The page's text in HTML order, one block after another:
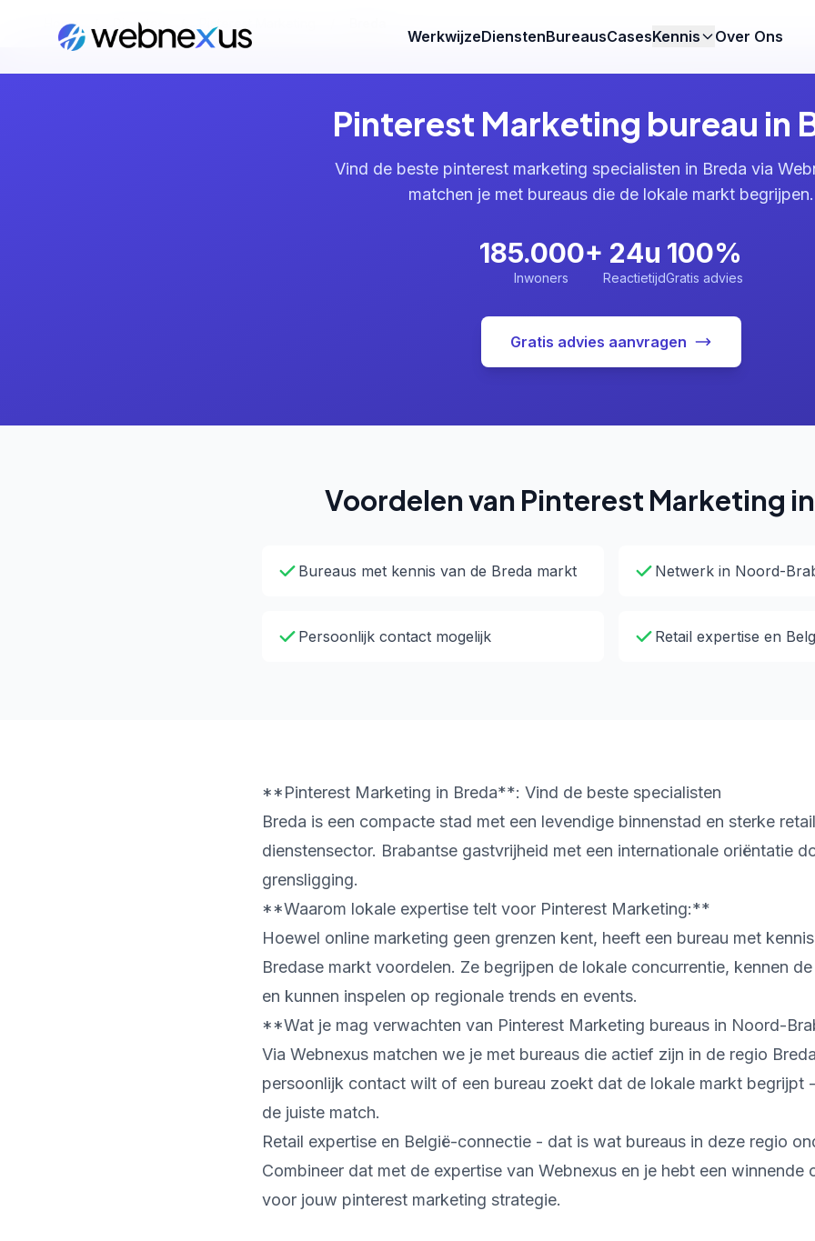
WerkwijzeDienstenBureausCasesKennis Over Ons
Home Diensten Pinterest Marketing
Pinterest Marketing bureau in
Vind de beste pinterest marketing specialisten in Breda via
matchen je met bureaus die de lokale markt begrijpen.
185.000+
Inwoners
24u
Reactietijd
100%
Gratis advies
Gratis advies aanvragen
Voordelen van Pinterest Marketing
Bureaus met kennis van de Breda markt Netwerk in Noord-
Persoonlijk contact mogelijk Retail expertise en
**Pinterest Marketing in Breda**: Vind de beste specialisten
Breda is een compacte stad met een levendige binnenstad en sterke
dienstensector. Brabantse gastvrijheid met een internationale oriëntatie
grensligging.
**Waarom lokale expertise telt voor Pinterest Marketing:**
Hoewel online marketing geen grenzen kent, heeft een bureau met
Bredase markt voordelen. Ze begrijpen de lokale concurrentie, kennen
en kunnen inspelen op regionale trends en events.
**Wat je mag verwachten van Pinterest Marketing bureaus in Noord-
Via Webnexus matchen we je met bureaus die actief zijn in de regio
persoonlijk contact wilt of een bureau zoekt dat de lokale markt begrijpt
de juiste match.
Retail expertise en België-connectie - dat is wat bureaus in deze regio
Combineer dat met de expertise van Webnexus en je hebt een winnende
voor jouw pinterest marketing strategie.